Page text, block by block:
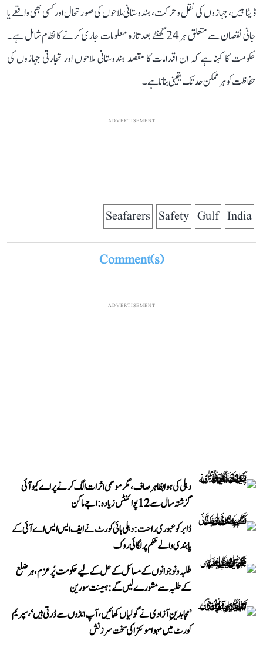
ڈیٹا بیس، جہازوں کی نقل و حرکت، ہندوستانی ملاحوں کی صورتحال اور کسی بھی واقعے یا
جانی نقصان سے متعلق ہر 24 گھنٹے بعد تازہ معلومات جاری کرنے کا نظام شامل ہے۔
حکومت کا کہنا ہے کہ ان اقدامات کا مقصد ہندوستانی ملاحوں اور تجارتی جہازوں کی
حفاظت کو ہر ممکن حد تک یقینی بنانا ہے۔
ADVERTISEMENT
India
Gulf
Safety
Seafarers
Comment(s)
ADVERTISEMENT
دہلی کی ہوا بظاہر صاف، مگر موسمی اثرات الگ کرنے پر اے کیو آئی
گزشتہ سال سے 12 پوائنٹس زیادہ: اجے ماکن
ڈابر کو عبوری راحت: دہلی ہائی کورٹ نے ایف ایس ایس اے آئی کے
پابندی والے حکم پر لگائی روک
طلبہ و نوجوانوں کے مسائل کے حل کے لیے حکومت پُرعزم، ہر ضلع
کے طلبہ سے مشورے لیں گے: ہیمنت سورین
’مجاہدینِ آزادی نے گولیاں کھائیں، آپ انڈوں سے ڈرتی ہیں‘، سپریم
کورٹ میں مہوا موئترا کی سخت سرزنش